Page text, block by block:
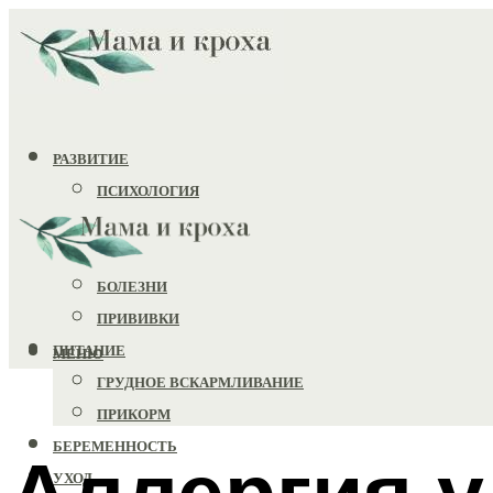
РАЗВИТИЕ
ПСИХОЛОГИЯ
ИГРУШКИ
ЗДОРОВЬЕ
БОЛЕЗНИ
ПРИВИВКИ
ПИТАНИЕ
ГРУДНОЕ ВСКАРМЛИВАНИЕ
ПРИКОРМ
БЕРЕМЕННОСТЬ
УХОД
МЕНЮ